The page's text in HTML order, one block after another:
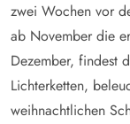
zwei Wochen vor
ab November die
Dezember, findest
Lichterketten,
weihnachtlichen